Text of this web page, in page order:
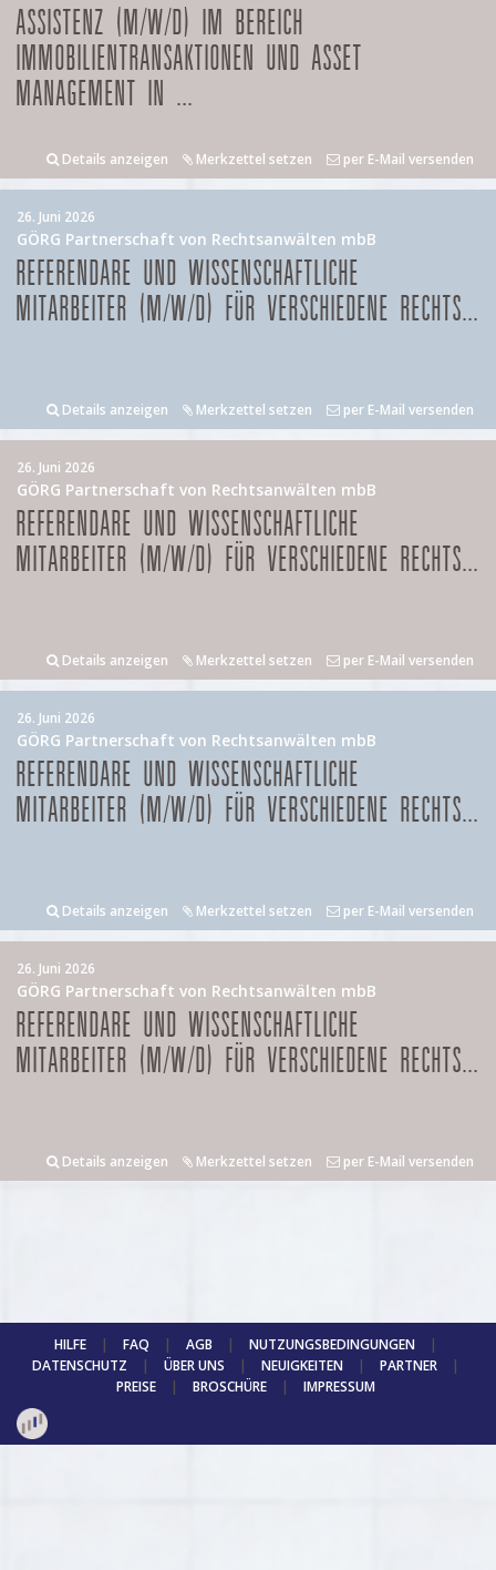
ASSISTENZ (M/W/D) IM BEREICH
IMMOBILIENTRANSAKTIONEN UND ASSET
MANAGEMENT IN ...
Details anzeigen Merkzettel setzen per E-Mail versenden
26. Juni 2026
GÖRG Partnerschaft von Rechtsanwälten mbB
REFERENDARE UND WISSENSCHAFTLICHE
MITARBEITER (M/W/D) FÜR VERSCHIEDENE RECHTS...
Details anzeigen Merkzettel setzen per E-Mail versenden
26. Juni 2026
GÖRG Partnerschaft von Rechtsanwälten mbB
REFERENDARE UND WISSENSCHAFTLICHE
MITARBEITER (M/W/D) FÜR VERSCHIEDENE RECHTS...
Details anzeigen Merkzettel setzen per E-Mail versenden
26. Juni 2026
GÖRG Partnerschaft von Rechtsanwälten mbB
REFERENDARE UND WISSENSCHAFTLICHE
MITARBEITER (M/W/D) FÜR VERSCHIEDENE RECHTS...
Details anzeigen Merkzettel setzen per E-Mail versenden
26. Juni 2026
GÖRG Partnerschaft von Rechtsanwälten mbB
REFERENDARE UND WISSENSCHAFTLICHE
MITARBEITER (M/W/D) FÜR VERSCHIEDENE RECHTS...
Details anzeigen Merkzettel setzen per E-Mail versenden
HILFE | FAQ | AGB | NUTZUNGSBEDINGUNGEN
|
DATENSCHUTZ
| ÜBER UNS | NEUIGKEITEN | PARTNER
|
PREISE
| BROSCHÜRE | IMPRESSUM